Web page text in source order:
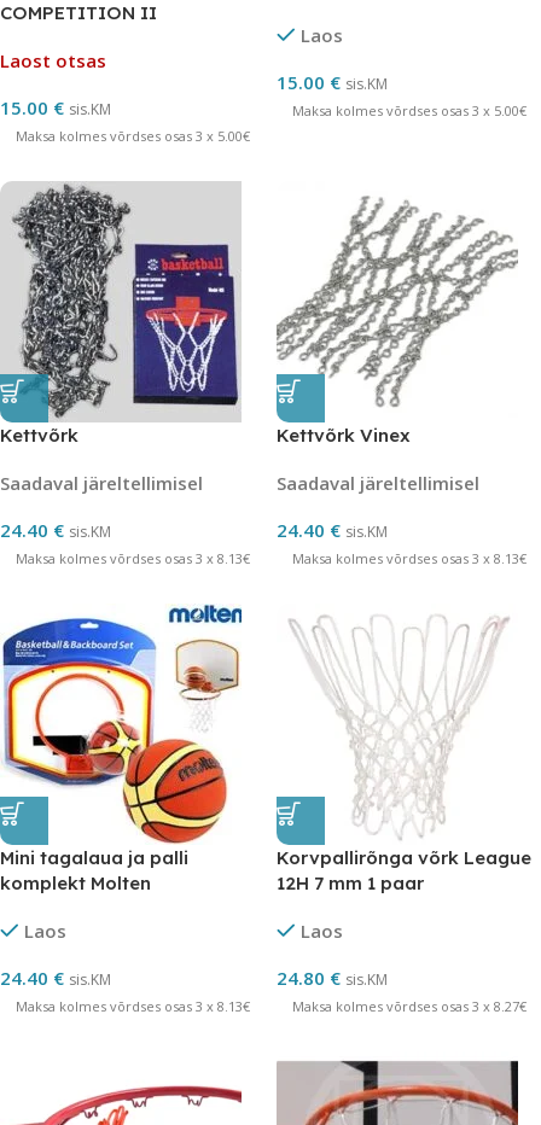
COMPETITION II
Laost otsas
15.00 € sis.KM
Maksa kolmes võrdses osas 3 x 5.00€
Laos
15.00 € sis.KM
Maksa kolmes võrdses osas 3 x 5.00€
Kettvõrk
Saadaval järeltellimisel
24.40 € sis.KM
Maksa kolmes võrdses osas 3 x 8.13€
Kettvõrk Vinex
Saadaval järeltellimisel
24.40 € sis.KM
Maksa kolmes võrdses osas 3 x 8.13€
Mini tagalaua ja palli
komplekt Molten
Laos
24.40 € sis.KM
Maksa kolmes võrdses osas 3 x 8.13€
Korvpallirõnga võrk League
12H 7 mm 1 paar
Laos
24.80 € sis.KM
Maksa kolmes võrdses osas 3 x 8.27€